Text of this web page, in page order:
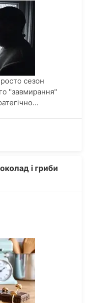
сезон
"завмирання"
і гриби